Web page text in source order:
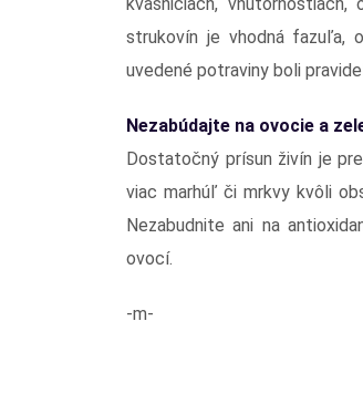
strukovín je vhodná fazuľa,
uvedené potraviny boli
Nezabúdajte na ovocie a
Dostatočný prísun živín je
viac marhúľ či mrkvy kvôli
Nezabudnite ani na
ovocí.
-m-